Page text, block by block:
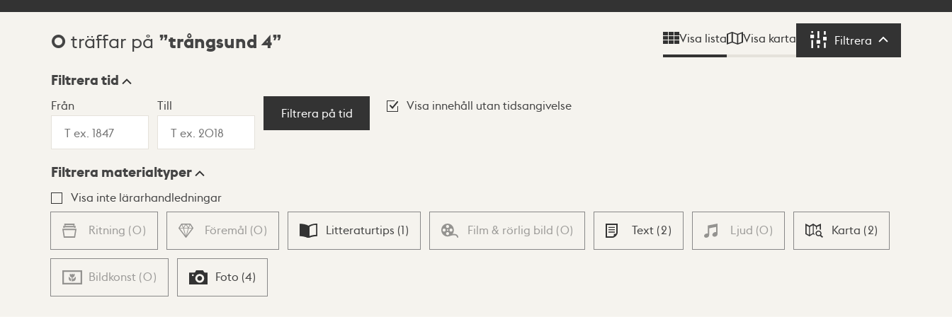
Sökresultat
0 träffar på trångsund 4 Visa lista Visa karta Filtrera Filtrera
Visningsläge
Lista Karta
Filtrera tid
Från Till
Filtrera på tid
Visa innehåll utan tidsangivelse
Filtrera materialtyper
Visa inte lärarhandledningar
Ritning (0) Föremål (0) Litteraturtips (1) Film & rörlig bild (0) Text (2) Ljud (0) Karta (2)
Bildkonst (0) Foto (4)